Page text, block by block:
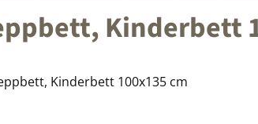
Kinderbett